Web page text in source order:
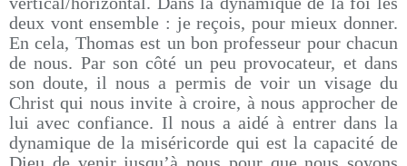
deux vont ensemble : je reçois, pour mieux donner.
En cela, Thomas est un bon professeur pour chacun
de nous. Par son côté un peu provocateur, et dans
son doute, il nous a permis de voir un visage du
Christ qui nous invite à croire, à nous approcher de
lui avec confiance. Il nous a aidé à entrer dans la
dynamique de la miséricorde qui est la capacité de